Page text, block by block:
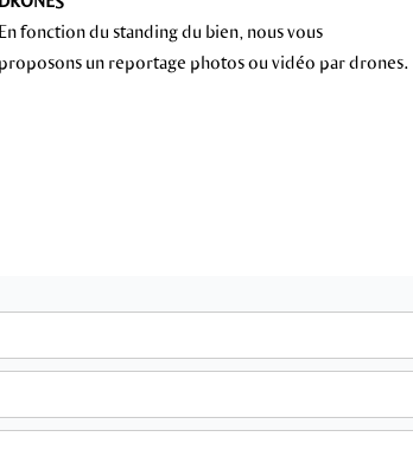
En fonction du standing du bien, nous vous
proposons un reportage photos ou vidéo par drones.